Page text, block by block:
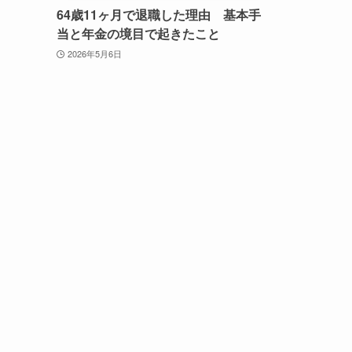
64歳11ヶ月で退職した理由 基本手
当と年金の境目で起きたこと
2026年5月6日